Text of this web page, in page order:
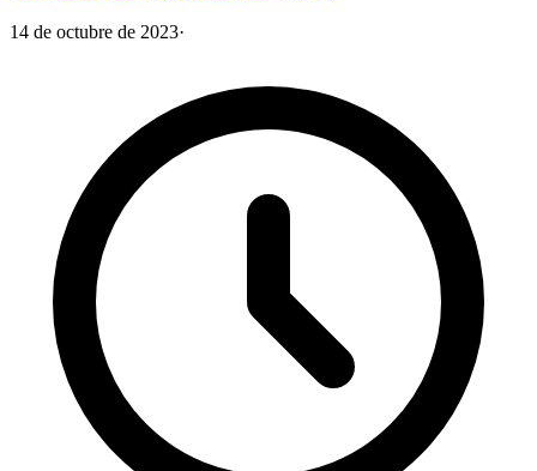
14 de octubre de 2023·